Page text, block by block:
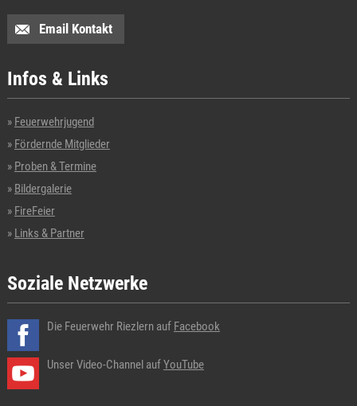
Email Kontakt
Infos & Links
Feuerwehrjugend
Fördernde Mitglieder
Proben & Termine
Bildergalerie
FireFeier
Links & Partner
Soziale Netzwerke
Die Feuerwehr Riezlern auf Facebook
Unser Video-Channel auf YouTube